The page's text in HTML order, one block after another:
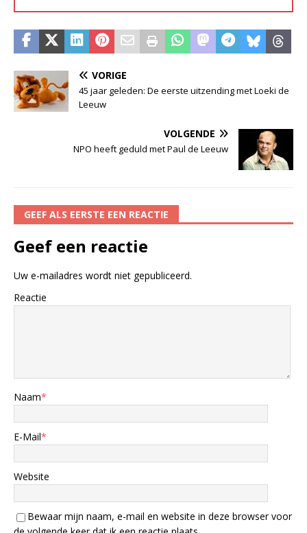
VORIGE
45 jaar geleden: De eerste uitzending met Loeki de
Leeuw
VOLGENDE
NPO heeft geduld met Paul de Leeuw
GEEF ALS EERSTE EEN REACTIE
Geef een reactie
Uw e-mailadres wordt niet gepubliceerd.
Reactie
Naam*
E-Mail*
Website
Bewaar mijn naam, e-mail en website in deze browser voor